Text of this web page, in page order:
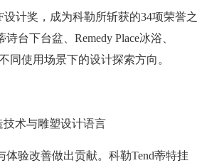
计奖，成为科勒所斩获的34项荣誉之
台下台盆、Remedy Place冰浴、
同使用场景下的设计探索方向。
技术与雕塑设计语言
验改善做出贡献。科勒Tend蒂特挂